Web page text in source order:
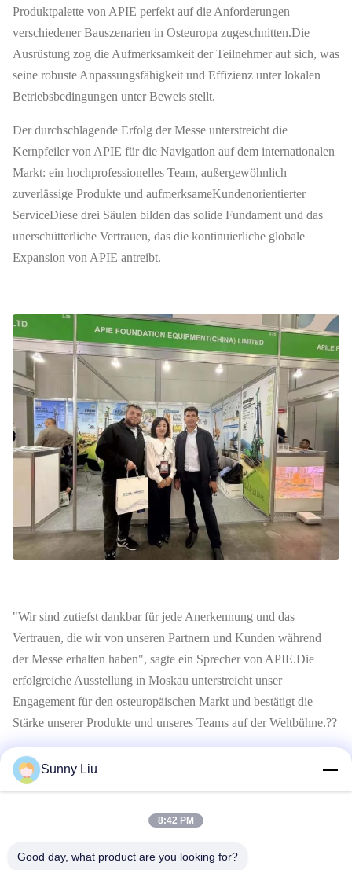
Produktpalette von APIE perfekt auf die Anforderungen
verschiedener Bauszenarien in Osteuropa zugeschnitten.Die
Ausrüstung zog die Aufmerksamkeit der Teilnehmer auf sich, was
seine robuste Anpassungsfähigkeit und Effizienz unter lokalen
Betriebsbedingungen unter Beweis stellt.
Der durchschlagende Erfolg der Messe unterstreicht die
Kernpfeiler von APIE für die Navigation auf dem internationalen
Markt: ein hochprofessionelles Team, außergewöhnlich
zuverlässige Produkte und aufmerksameKundenorientierter
ServiceDiese drei Säulen bilden das solide Fundament und das
unerschütterliche Vertrauen, das die kontinuierliche globale
Expansion von APIE antreibt.
"Wir sind zutiefst dankbar für jede Anerkennung und das
Vertrauen, die wir von unseren Partnern und Kunden während
der Messe erhalten haben", sagte ein Sprecher von APIE.Die
erfolgreiche Ausstellung in Moskau unterstreicht unser
Engagement für den osteuropäischen Markt und bestätigt die
Stärke unserer Produkte und unseres Teams auf der Weltbühne.??
Während die Vorhänge der CTT EXPO 2026 geschlossen
werden, setzt sich APIE weiterhin für ein stetiges und
Sunny Liu
8:42 PM
Good day, what product are you looking for?